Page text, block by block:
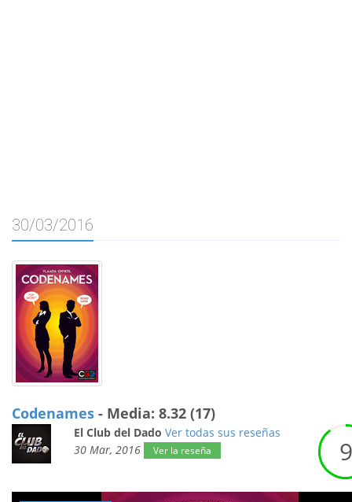
30/03/2016
Codenames - Media: 8.32 (17)
El Club del Dado Ver todas sus reseñas
30 Mar, 2016
Ver la reseña 9